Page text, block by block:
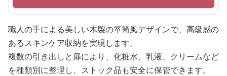
職人の手による美しい木製の箪笥風デザインで、高級感の
あるスキンケア収納を実現します。
複数の引き出しと扉により、化粧水、乳液、クリームなど
を種類別に整理し、ストック品も安全に保管できます。